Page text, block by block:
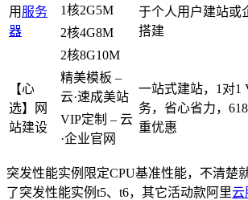
用 服务
器
于个人用户建站或
搭建
1核2G5M
2核4G8M
2核8G10M
【心
选】网
站建设
精美模板 –
云·速成美站
一站式建站，1对1
务，省心省力，
重优惠
VIP定制 – 云
·企业官网
突发性能实例限定CPU基准性能，不清楚
了突发性能实例t5、t6，其它活动款阿里云